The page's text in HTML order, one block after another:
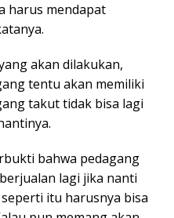
harus mendapat
akan dilakukan,
tentu akan memiliki
takut tidak bisa lagi
bahwa pedagang
lagi jika nanti
itu harusnya bisa